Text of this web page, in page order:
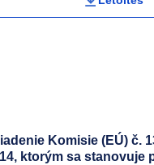
Komisie (EÚ) č.
ktorým sa stanovuje